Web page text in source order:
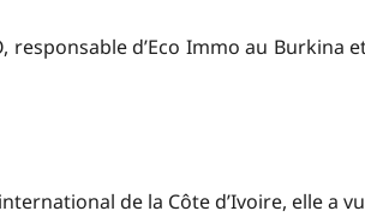
responsable d’Eco Immo au Burkina
de la Côte d’Ivoire, elle a